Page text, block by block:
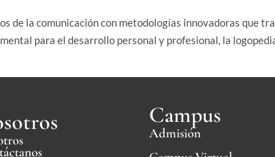
de la comunicación con metodologías innovadoras que
para el desarrollo personal y profesional, la
Campus
Admisión